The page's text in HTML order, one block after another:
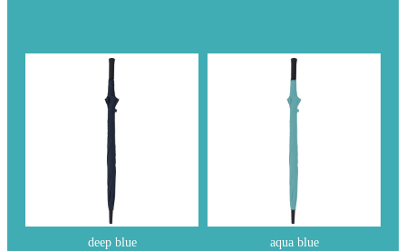
deep blue aqua blue